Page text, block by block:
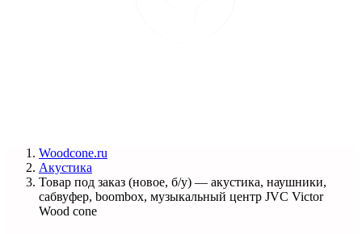
Woodcone.ru
Акустика
Товар под заказ (новое, б/у) — акустика, наушники,
сабвуфер, boombox, музыкальный центр JVC Victor
Wood cone